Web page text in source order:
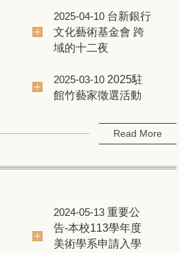
2025-04-10 台新銀行
文化藝術基金會 跨
域的十二夜
2025-03-10 2025駐
館竹藝家徵選活動
Read More
2024-05-13 重要公
告-本校113學年度
美術學系申請入學